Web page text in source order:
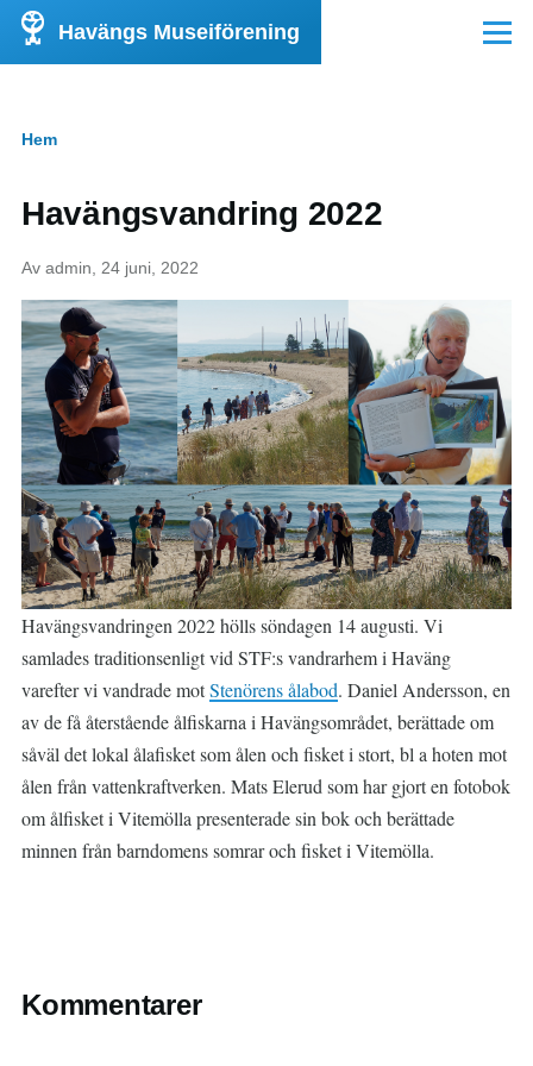
Hoppa till huvudinnehåll
Havängs Museiförening Meny
Hem
Havängsvandring 2022
Av admin , 24 juni, 2022
Havängsvandringen 2022 hölls söndagen 14 augusti. Vi
samlades traditionsenligt vid STF:s vandrarhem i Haväng
varefter vi vandrade motStenörens ålabod. Daniel Andersson, en
av de få återstående ålfiskarna i Havängsområdet, berättade om
såväl det lokal ålafisket som ålen och fisket i stort, bl a hoten mot
ålen från vattenkraftverken. Mats Elerud som har gjort en fotobok
om ålfisket i Vitemölla presenterade sin bok och berättade
minnen från barndomens somrar och fisket i Vitemölla.
Kommentarer